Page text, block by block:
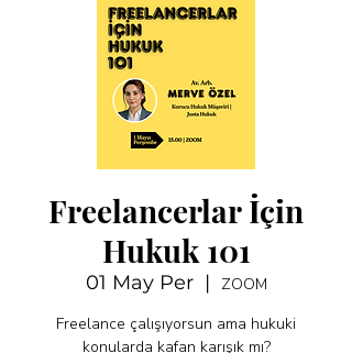
Freelancerlar İçin
Hukuk 101
01 May Per
  |
ZOOM
Freelance çalışıyorsun ama hukuki
konularda kafan karışık mı?